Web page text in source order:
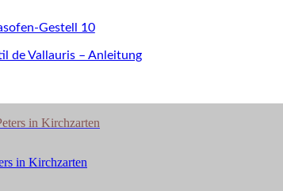
Gestell 10
de Vallauris – Anleitung
in Kirchzarten